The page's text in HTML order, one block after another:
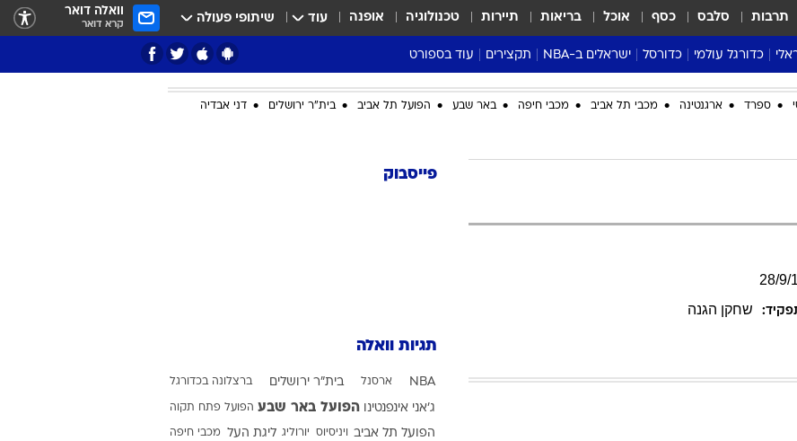
תרבות סלבס כסף אוכל בריאות תיירות טכנולוגיה אופנה עוד שיתופי פעולה וואלה דואר
קרא דואר
כדורגל עולמי
ליגה אנגלית
ליגת האלופות
דרום אמריקה
כדורסל
ליגת העל
כדורסל נשים
ישראלים ב-NBA
דני אבדיה
תקצירים עוד בספורט
מונדיאל 2026
NBA
פודקאסטים
אבא של שבת
פוקר
ענפים נוספים
לוח שידורים
ספרד ארגנטינה מכבי תל אביב מכבי חיפה באר שבע הפועל תל אביב בית"ר ירושלים דני אבדיה
28/9/
שחקן הגנה
פייסבוק
תגיות וואלה
NBA ארסנל בית"ר ירושלים ברצלונה בכדורגל
ג'אני אינפנטינו הפועל באר שבע הפועל פתח תקוה
הפועל תל אביב ויניסיוס יורוליג ליגת העל מכבי חיפה